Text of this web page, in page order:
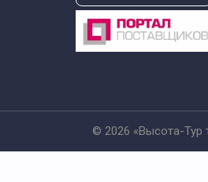
© 2026 «Высота-Тур